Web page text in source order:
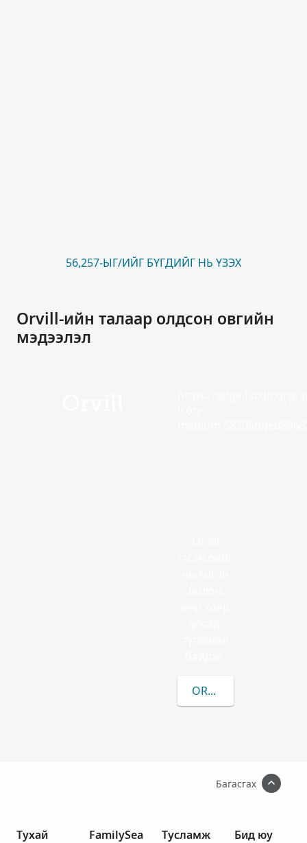
56,257-ЫГ/ИЙГ БҮГДИЙГ НЬ ҮЗЭХ
Orvill-ийн талаар олдсон овгийн
мэдээлэл
ORVILL-ЫН/ИЙН
Багасгах
Тухай
FamilySea
Тусламж
Бид юу